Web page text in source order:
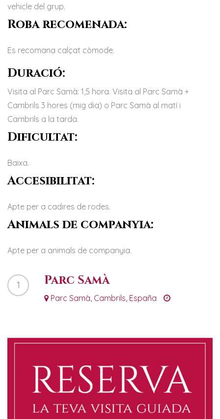
vehicle del grup.
Roba recomenada:
Es recomana calçat còmode.
Duració:
Visita al Parc Samà: 1,5 hora. Visita al Parc Samà +
Cambrils 3 hores (mig dia) o Parc Samà al matí i
Cambrils a la tarda.
Dificultat:
Baixa.
Accesibilitat:
Apte per a cadires de rodes.
Animals de companyia:
Apte per a animals de companyia.
1 Parc Samà
Parc Samà, Cambrils, España